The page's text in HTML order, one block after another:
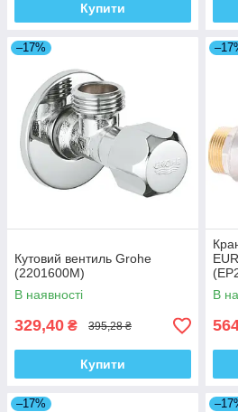
Купити
–17%
Кутовий вентиль Grohe
(2201600M)
В наявності
329,40 ₴ 395,28 ₴
Купити
В
–17%